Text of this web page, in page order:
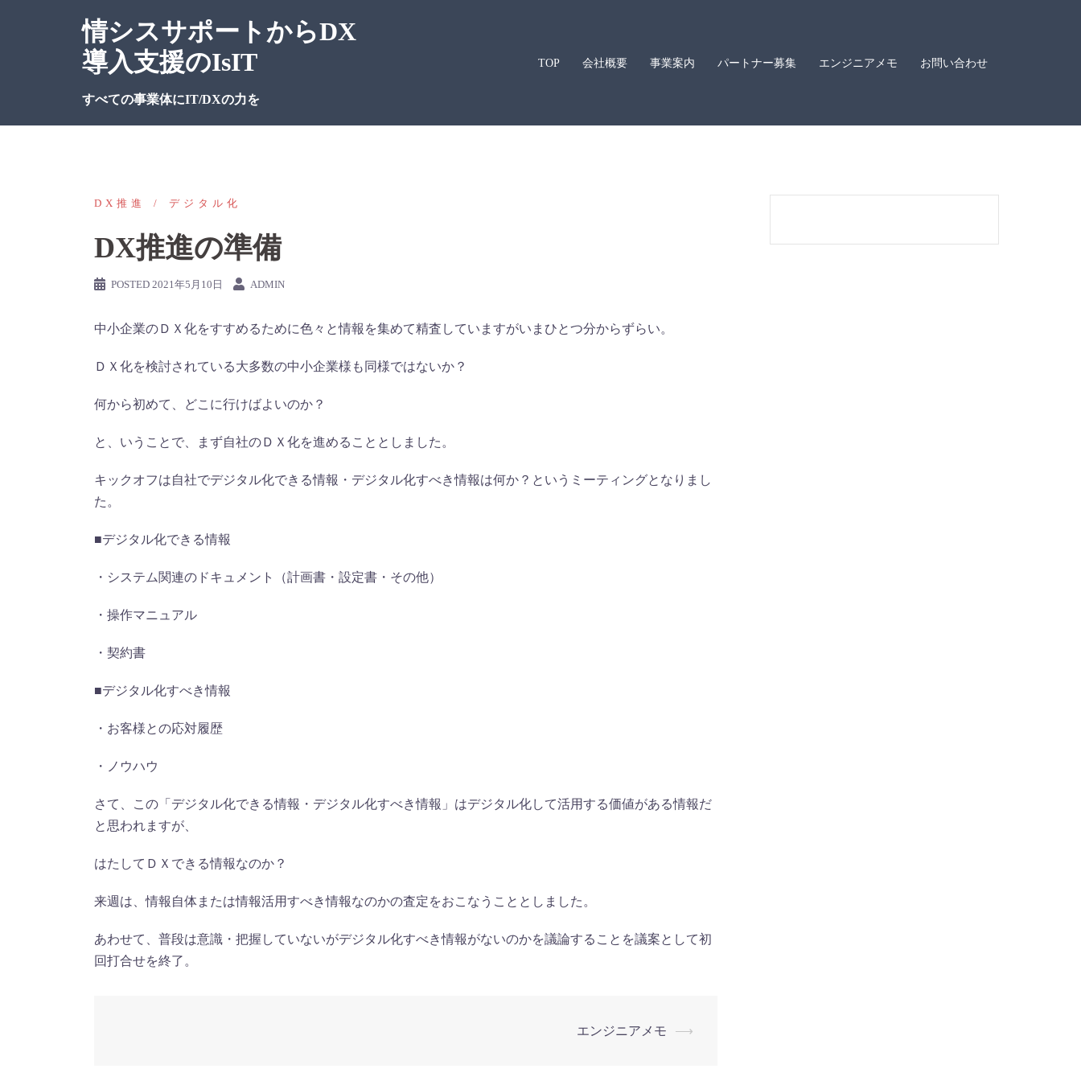
情シスサポートからDX
導入支援のIsIT
すべての事業体にIT/DXの力を
TOP 会社概要 事業案内 パートナー募集 エンジニアメモ お問い合わせ
DX推進 デジタル化
DX推進の準備
POSTED 2021年5月10日 ADMIN
中小企業のＤＸ化をすすめるために色々と情報を集めて精査していますがいまひとつ分からずらい。
ＤＸ化を検討されている大多数の中小企業様も同様ではないか？
何から初めて、どこに行けばよいのか？
と、いうことで、まず自社のＤＸ化を進めることとしました。
キックオフは自社でデジタル化できる情報・デジタル化すべき情報は何か？というミーティングとなりまし
た。
■デジタル化できる情報
・システム関連のドキュメント（計画書・設定書・その他）
・操作マニュアル
・契約書
■デジタル化すべき情報
・お客様との応対履歴
・ノウハウ
さて、この「デジタル化できる情報・デジタル化すべき情報」はデジタル化して活用する価値がある情報だ
と思われますが、
はたしてＤＸできる情報なのか？
来週は、情報自体または情報活用すべき情報なのかの査定をおこなうこととしました。
あわせて、普段は意識・把握していないがデジタル化すべき情報がないのかを議論することを議案として初
回打合せを終了。
エンジニアメモ ⟶